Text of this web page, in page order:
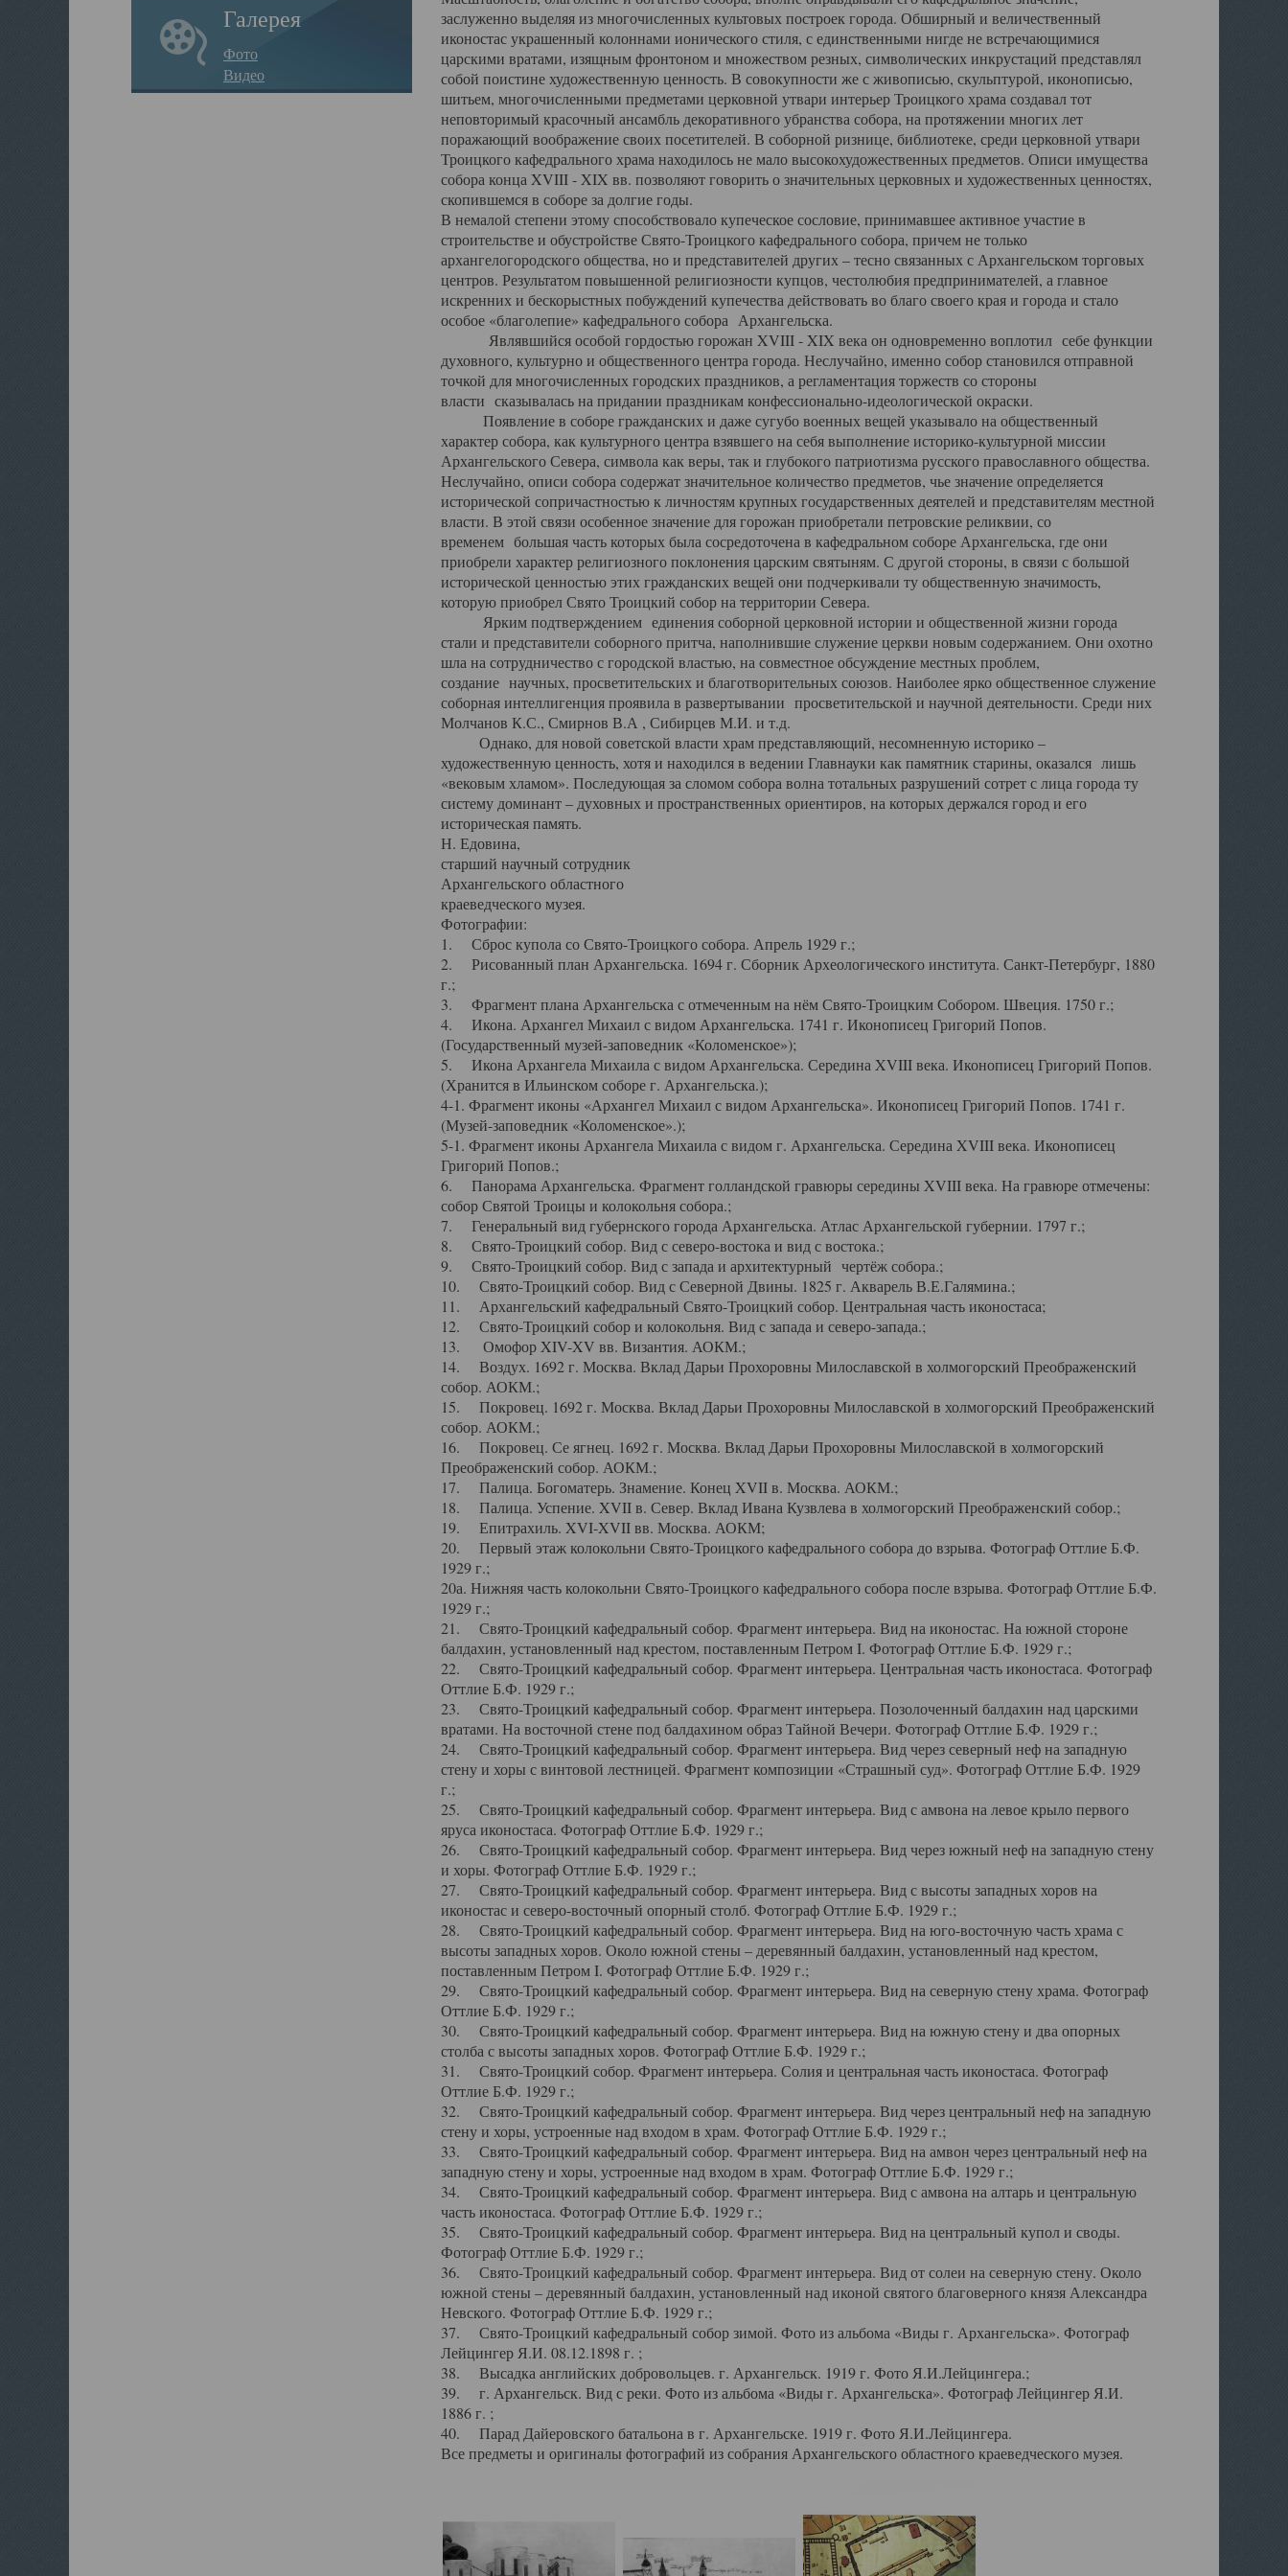
Галерея
Фото
Видео
заслуженно выделяя из многочисленных культовых построек города. Обширный и величественный
иконостас украшенный колоннами ионического стиля, с единственными нигде не встречающимися
царскими вратами, изящным фронтоном и множеством резных, символических инкрустаций представлял
собой поистине художественную ценность. В совокупности же с живописью, скульптурой, иконописью,
шитьем, многочисленными предметами церковной утвари интерьер Троицкого храма создавал тот
неповторимый красочный ансамбль декоративного убранства собора, на протяжении многих лет
поражающий воображение своих посетителей. В соборной ризнице, библиотеке, среди церковной утвари
Троицкого кафедрального храма находилось не мало высокохудожественных предметов. Описи имущества
собора конца XVIII - XIX вв. позволяют говорить о значительных церковных и художественных ценностях,
скопившемся в соборе за долгие годы.
В немалой степени этому способствовало купеческое сословие, принимавшее активное участие в
строительстве и обустройстве Свято-Троицкого кафедрального собора, причем не только
архангелогородского общества, но и представителей других – тесно связанных с Архангельском торговых
центров. Результатом повышенной религиозности купцов, честолюбия предпринимателей, а главное
искренних и бескорыстных побуждений купечества действовать во благо своего края и города и стало
особое «благолепие» кафедрального собора Архангельска.
Являвшийся особой гордостью горожан XVIII - XIX века он одновременно воплотил себе функции
духовного, культурно и общественного центра города. Неслучайно, именно собор становился отправной
точкой для многочисленных городских праздников, а регламентация торжеств со стороны
власти сказывалась на придании праздникам конфессионально-идеологической окраски.
Появление в соборе гражданских и даже сугубо военных вещей указывало на общественный
характер собора, как культурного центра взявшего на себя выполнение историко-культурной миссии
Архангельского Севера, символа как веры, так и глубокого патриотизма русского православного общества.
Неслучайно, описи собора содержат значительное количество предметов, чье значение определяется
исторической сопричастностью к личностям крупных государственных деятелей и представителям местной
власти. В этой связи особенное значение для горожан приобретали петровские реликвии, со
временем большая часть которых была сосредоточена в кафедральном соборе Архангельска, где они
приобрели характер религиозного поклонения царским святыням. С другой стороны, в связи с большой
исторической ценностью этих гражданских вещей они подчеркивали ту общественную значимость,
которую приобрел Свято Троицкий собор на территории Севера.
Ярким подтверждением единения соборной церковной истории и общественной жизни города
стали и представители соборного притча, наполнившие служение церкви новым содержанием. Они охотно
шла на сотрудничество с городской властью, на совместное обсуждение местных проблем,
создание научных, просветительских и благотворительных союзов. Наиболее ярко общественное служение
соборная интеллигенция проявила в развертывании просветительской и научной деятельности. Среди них
Молчанов К.С., Смирнов В.А , Сибирцев М.И. и т.д.
Однако, для новой советской власти храм представляющий, несомненную историко –
художественную ценность, хотя и находился в ведении Главнауки как памятник старины, оказался лишь
«вековым хламом». Последующая за сломом собора волна тотальных разрушений сотрет с лица города ту
систему доминант – духовных и пространственных ориентиров, на которых держался город и его
историческая память.
Н. Едовина,
старший научный сотрудник
Архангельского областного
краеведческого музея.
Фотографии:
1. Сброс купола со Свято-Троицкого собора. Апрель 1929 г.;
2. Рисованный план Архангельска. 1694 г. Сборник Археологического института. Санкт-Петербург, 1880
г.;
3. Фрагмент плана Архангельска с отмеченным на нём Свято-Троицким Собором. Швеция. 1750 г.;
4. Икона. Архангел Михаил с видом Архангельска. 1741 г. Иконописец Григорий Попов.
(Государственный музей-заповедник «Коломенское»);
5. Икона Архангела Михаила с видом Архангельска. Середина XVIII века. Иконописец Григорий Попов.
(Хранится в Ильинском соборе г. Архангельска.);
4-1. Фрагмент иконы «Архангел Михаил с видом Архангельска». Иконописец Григорий Попов. 1741 г.
(Музей-заповедник «Коломенское».);
5-1. Фрагмент иконы Архангела Михаила с видом г. Архангельска. Середина XVIII века. Иконописец
Григорий Попов.;
6. Панорама Архангельска. Фрагмент голландской гравюры середины XVIII века. На гравюре отмечены:
собор Святой Троицы и колокольня собора.;
7. Генеральный вид губернского города Архангельска. Атлас Архангельской губернии. 1797 г.;
8. Свято-Троицкий собор. Вид с северо-востока и вид с востока.;
9. Свято-Троицкий собор. Вид с запада и архитектурный чертёж собора.;
10. Свято-Троицкий собор. Вид с Северной Двины. 1825 г. Акварель В.Е.Галямина.;
11. Архангельский кафедральный Свято-Троицкий собор. Центральная часть иконостаса;
12. Свято-Троицкий собор и колокольня. Вид с запада и северо-запада.;
13. Омофор XIV-XV вв. Византия. АОКМ.;
14. Воздух. 1692 г. Москва. Вклад Дарьи Прохоровны Милославской в холмогорский Преображенский
собор. АОКМ.;
15. Покровец. 1692 г. Москва. Вклад Дарьи Прохоровны Милославской в холмогорский Преображенский
собор. АОКМ.;
16. Покровец. Се ягнец. 1692 г. Москва. Вклад Дарьи Прохоровны Милославской в холмогорский
Преображенский собор. АОКМ.;
17. Палица. Богоматерь. Знамение. Конец XVII в. Москва. АОКМ.;
18. Палица. Успение. XVII в. Север. Вклад Ивана Кузвлева в холмогорский Преображенский собор.;
19. Епитрахиль. XVI-XVII вв. Москва. АОКМ;
20. Первый этаж колокольни Свято-Троицкого кафедрального собора до взрыва. Фотограф Оттлие Б.Ф.
1929 г.;
20а. Нижняя часть колокольни Свято-Троицкого кафедрального собора после взрыва. Фотограф Оттлие Б.Ф.
1929 г.;
21. Свято-Троицкий кафедральный собор. Фрагмент интерьера. Вид на иконостас. На южной стороне
балдахин, установленный над крестом, поставленным Петром I. Фотограф Оттлие Б.Ф. 1929 г.;
22. Свято-Троицкий кафедральный собор. Фрагмент интерьера. Центральная часть иконостаса. Фотограф
Оттлие Б.Ф. 1929 г.;
23. Свято-Троицкий кафедральный собор. Фрагмент интерьера. Позолоченный балдахин над царскими
вратами. На восточной стене под балдахином образ Тайной Вечери. Фотограф Оттлие Б.Ф. 1929 г.;
24. Свято-Троицкий кафедральный собор. Фрагмент интерьера. Вид через северный неф на западную
стену и хоры с винтовой лестницей. Фрагмент композиции «Страшный суд». Фотограф Оттлие Б.Ф. 1929
г.;
25. Свято-Троицкий кафедральный собор. Фрагмент интерьера. Вид с амвона на левое крыло первого
яруса иконостаса. Фотограф Оттлие Б.Ф. 1929 г.;
26. Свято-Троицкий кафедральный собор. Фрагмент интерьера. Вид через южный неф на западную стену
и хоры. Фотограф Оттлие Б.Ф. 1929 г.;
27. Свято-Троицкий кафедральный собор. Фрагмент интерьера. Вид с высоты западных хоров на
иконостас и северо-восточный опорный столб. Фотограф Оттлие Б.Ф. 1929 г.;
28. Свято-Троицкий кафедральный собор. Фрагмент интерьера. Вид на юго-восточную часть храма с
высоты западных хоров. Около южной стены – деревянный балдахин, установленный над крестом,
поставленным Петром I. Фотограф Оттлие Б.Ф. 1929 г.;
29. Свято-Троицкий кафедральный собор. Фрагмент интерьера. Вид на северную стену храма. Фотограф
Оттлие Б.Ф. 1929 г.;
30. Свято-Троицкий кафедральный собор. Фрагмент интерьера. Вид на южную стену и два опорных
столба с высоты западных хоров. Фотограф Оттлие Б.Ф. 1929 г.;
31. Свято-Троицкий собор. Фрагмент интерьера. Солия и центральная часть иконостаса. Фотограф
Оттлие Б.Ф. 1929 г.;
32. Свято-Троицкий кафедральный собор. Фрагмент интерьера. Вид через центральный неф на западную
стену и хоры, устроенные над входом в храм. Фотограф Оттлие Б.Ф. 1929 г.;
33. Свято-Троицкий кафедральный собор. Фрагмент интерьера. Вид на амвон через центральный неф на
западную стену и хоры, устроенные над входом в храм. Фотограф Оттлие Б.Ф. 1929 г.;
34. Свято-Троицкий кафедральный собор. Фрагмент интерьера. Вид с амвона на алтарь и центральную
часть иконостаса. Фотограф Оттлие Б.Ф. 1929 г.;
35. Свято-Троицкий кафедральный собор. Фрагмент интерьера. Вид на центральный купол и своды.
Фотограф Оттлие Б.Ф. 1929 г.;
36. Свято-Троицкий кафедральный собор. Фрагмент интерьера. Вид от солеи на северную стену. Около
южной стены – деревянный балдахин, установленный над иконой святого благоверного князя Александра
Невского. Фотограф Оттлие Б.Ф. 1929 г.;
37. Свято-Троицкий кафедральный собор зимой. Фото из альбома «Виды г. Архангельска». Фотограф
Лейцингер Я.И. 08.12.1898 г. ;
38. Высадка английских добровольцев. г. Архангельск. 1919 г. Фото Я.И.Лейцингера.;
39. г. Архангельск. Вид с реки. Фото из альбома «Виды г. Архангельска». Фотограф Лейцингер Я.И.
1886 г. ;
40. Парад Дайеровского батальона в г. Архангельске. 1919 г. Фото Я.И.Лейцингера.
Все предметы и оригиналы фотографий из собрания Архангельского областного краеведческого музея.